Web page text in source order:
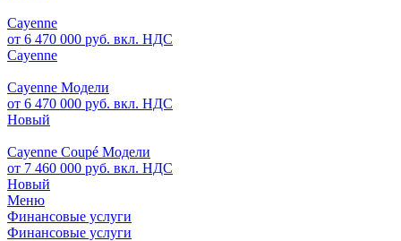
Cayenne
от 6 470 000 руб. вкл. НДС
Cayenne
Cayenne Модели
от 6 470 000 руб. вкл. НДС
Новый
Cayenne Coupé Модели
от 7 460 000 руб. вкл. НДС
Новый
Меню
Финансовые услуги
Финансовые услуги